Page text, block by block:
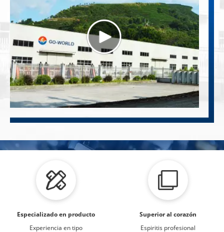
Información de la empresa
Especializado en producto​​​​​​​
Experiencia en tipo
Superior al corazón
Espiritis profesional